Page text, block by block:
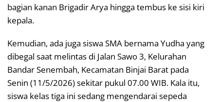
bagian kanan Brigadir Arya hingga tembus ke sisi kiri
kepala.
Kemudian, ada juga siswa SMA bernama Yudha yang
dibegal saat melintas di Jalan Sawo 3, Kelurahan
Bandar Senembah, Kecamatan Binjai Barat pada
Senin (11/5/2026) sekitar pukul 07.00 WIB. Kala itu,
siswa kelas tiga ini sedang mengendarai sepeda